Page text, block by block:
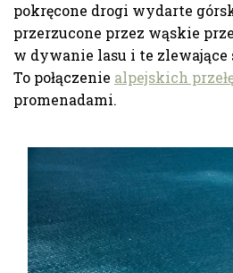
pokręcone drogi wydarte
przerzucone przez wąskie
w dywanie lasu i te zlewające
To połączenie alpejskich
promenadami.